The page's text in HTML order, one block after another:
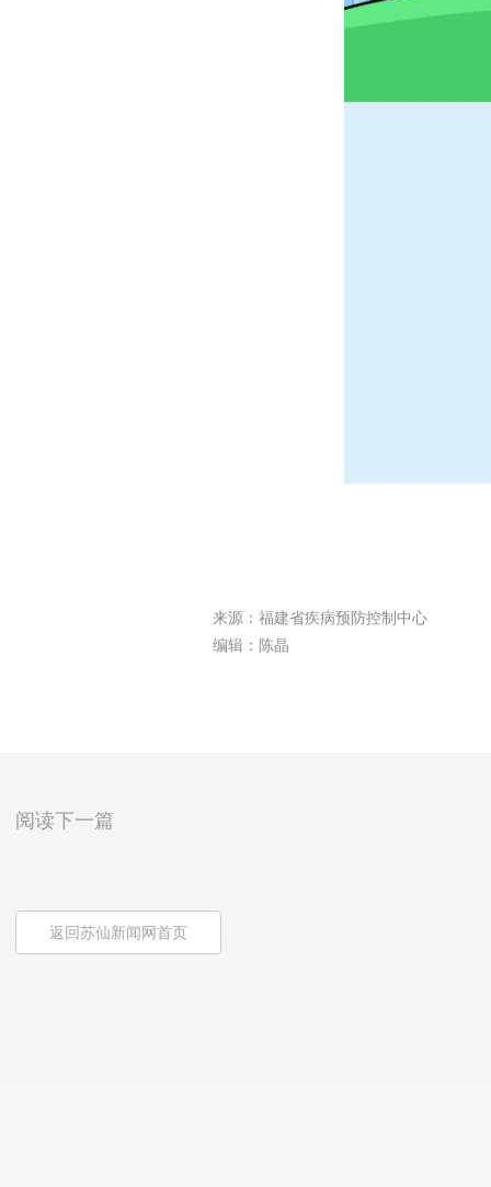
来源：福建省疾病预防控制中心
编辑：陈晶
阅读下一篇
返回苏仙新闻网首页